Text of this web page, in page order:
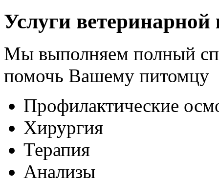
Услуги
Мы выполняем полный
помочь Вашему питомцу
Профилактические
Хирургия
Терапия
Анализы